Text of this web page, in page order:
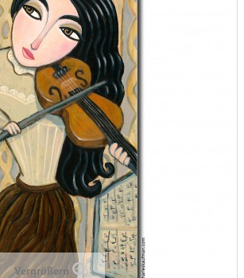
Vergrößern